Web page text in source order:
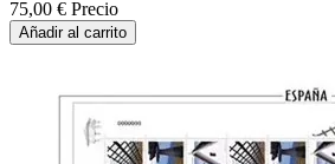
75,00 € Precio
Añadir al carrito